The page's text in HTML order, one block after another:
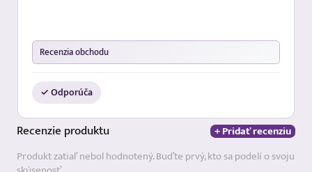
Recenzia obchodu
✓ Odporúča
Recenzie produktu
+ Pridať recenziu
Produkt zatiaľ nebol hodnotený. Buďte prvý, kto sa podelí o svoju